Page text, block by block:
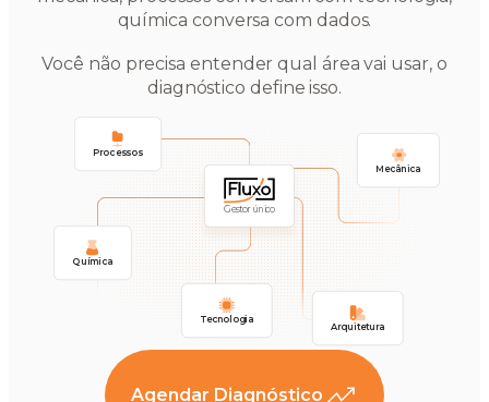
Processos
Gestor único
Mecânica
Tecnologia
Arquitetura
Química
química conversa com dados.
Você não precisa entender qual área vai usar, o
diagnóstico define isso.
Agendar Diagnóstico